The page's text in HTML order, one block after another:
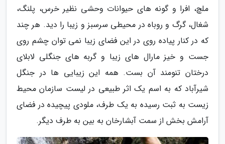
ملچ، افرا و گونه های حیوانات وحشی نظیر خرس، پلنگ،
شغال، گرگ و روباه در محیطی سرسبز و زیبا را دید. هر چند
که در کنار پیاده روی در این فضای زیبا نمی توان چشم روی
جست و خیز مارال های زیبا و گربه های جنگلی لابلای
درختان تنومند آن بست. همه این زیبایی ها در جنگل
شیرآباد که به اسم یک اثر طبیعی در لیست سازمان محیط
زیست به ثبت رسیده به یک طرف، ملودی پیچیده در فضای
آرامش بخش از سمت آبشارخان به بین به طرف دیگر.